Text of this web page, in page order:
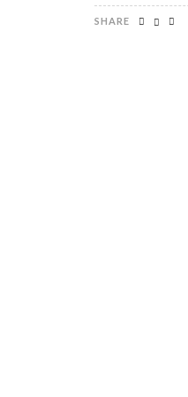
SHARE